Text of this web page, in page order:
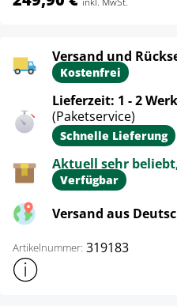
Versand und
Kostenfrei
Lieferzeit: 1 - 2
(Paketservice)
Schnelle Lieferung
Aktuell sehr
Verfügbar
Versand aus
Artikelnummer: 319183
Weitere Produktinformationen